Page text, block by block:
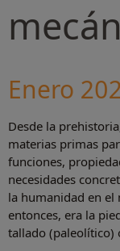
Enero
Desde la
materias primas
funciones,
necesidades
la humanidad en el
entonces, era la
tallado (paleolítico)